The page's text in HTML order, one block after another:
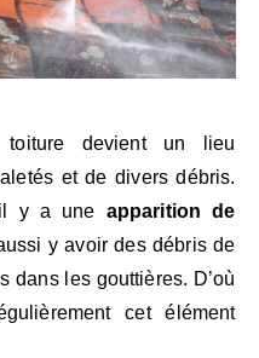
devient un lieu
et de divers débris.
il y a une apparition de
y avoir des débris de
dans les gouttières. D’où
cet élément